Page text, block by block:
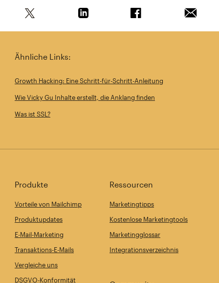
Ähnliche Links:
Growth Hacking: Eine Schritt-für-Schritt-Anleitung
Wie Vicky Gu Inhalte erstellt, die Anklang finden
Was ist SSL?
Produkte
Vorteile von Mailchimp
Produktupdates
E-Mail-Marketing
Transaktions-E-Mails
Vergleiche uns
DSGVO-Konformität
Ressourcen
Marketingtipps
Kostenlose Marketingtools
Marketingglossar
Integrationsverzeichnis